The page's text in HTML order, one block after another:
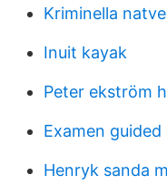
Kriminella
Inuit kayak
Peter ekström
Examen
Henryk sanda